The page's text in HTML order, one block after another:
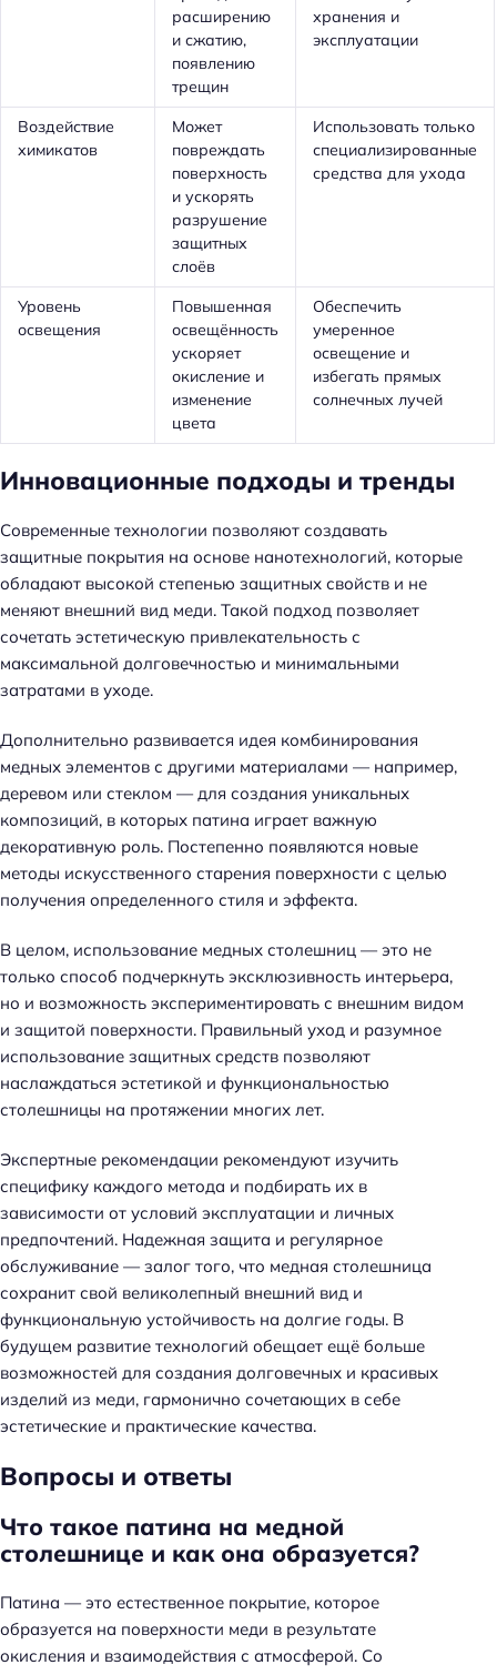
расширению
и сжатию,
появлению
трещин
хранения и
эксплуатации
Воздействие
химикатов
Может
повреждать
поверхность
и ускорять
разрушение
защитных
слоёв
Использовать только
специализированные
средства для ухода
Уровень
освещения
Повышенная
освещённость
ускоряет
окисление и
изменение
цвета
Обеспечить
умеренное
освещение и
избегать прямых
солнечных лучей
Инновационные подходы и тренды
Современные технологии позволяют создавать
защитные покрытия на основе нанотехнологий, которые
обладают высокой степенью защитных свойств и не
меняют внешний вид меди. Такой подход позволяет
сочетать эстетическую привлекательность с
максимальной долговечностью и минимальными
затратами в уходе.
Дополнительно развивается идея комбинирования
медных элементов с другими материалами — например,
деревом или стеклом — для создания уникальных
композиций, в которых патина играет важную
декоративную роль. Постепенно появляются новые
методы искусственного старения поверхности с целью
получения определенного стиля и эффекта.
В целом, использование медных столешниц — это не
только способ подчеркнуть эксклюзивность интерьера,
но и возможность экспериментировать с внешним видом
и защитой поверхности. Правильный уход и разумное
использование защитных средств позволяют
наслаждаться эстетикой и функциональностью
столешницы на протяжении многих лет.
Экспертные рекомендации рекомендуют изучить
специфику каждого метода и подбирать их в
зависимости от условий эксплуатации и личных
предпочтений. Надежная защита и регулярное
обслуживание — залог того, что медная столешница
сохранит свой великолепный внешний вид и
функциональную устойчивость на долгие годы. В
будущем развитие технологий обещает ещё больше
возможностей для создания долговечных и красивых
изделий из меди, гармонично сочетающих в себе
эстетические и практические качества.
Вопросы и ответы
Что такое патина на медной
столешнице и как она образуется?
Патина — это естественное покрытие, которое
образуется на поверхности меди в результате
окисления и взаимодействия с атмосферой. Со
Н
а
й
т
и
: